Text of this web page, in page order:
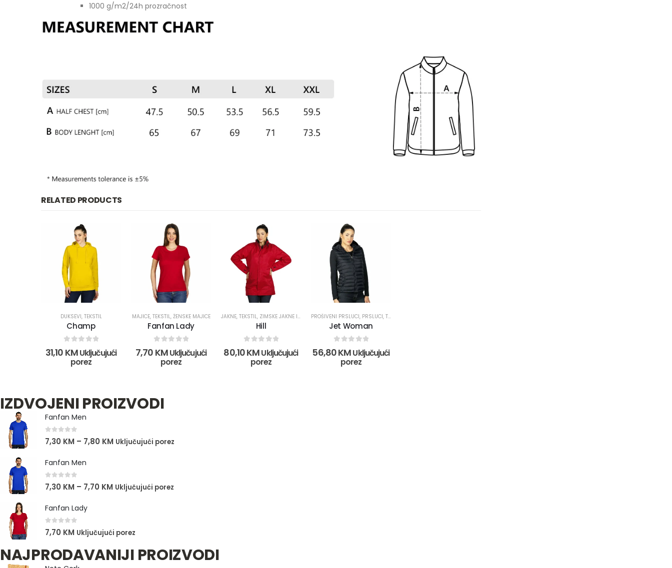
1000 g/m2/24h prozračnost
RELATED PRODUCTS
DUKSEVI, TEKSTIL
Champ
31,10 KMUključujući
porez
MAJICE, TEKSTIL, ŽENSKE MAJICE
Fanfan Lady
7,70 KMUključujući
porez
JAKNE, TEKSTIL, ZIMSKE JAKNE I VJETROVKE
Hill
0
80,10KMUključujući
porez
PROŠIVENI PRSLUCI, PRSLUCI, TEKSTIL
Jet Woman
0
56,80KMUključujući
porez
IZDVOJENI PROIZVODI
Fanfan Men
0out of 5
7,30 KM – 7,80 KM Uključujući porez
Fanfan Men
0out of 5
7,30 KM – 7,70 KM Uključujući porez
Fanfan Lady
0out of 5
7,70 KM Uključujući porez
NAJPRODAVANIJI PROIZVODI